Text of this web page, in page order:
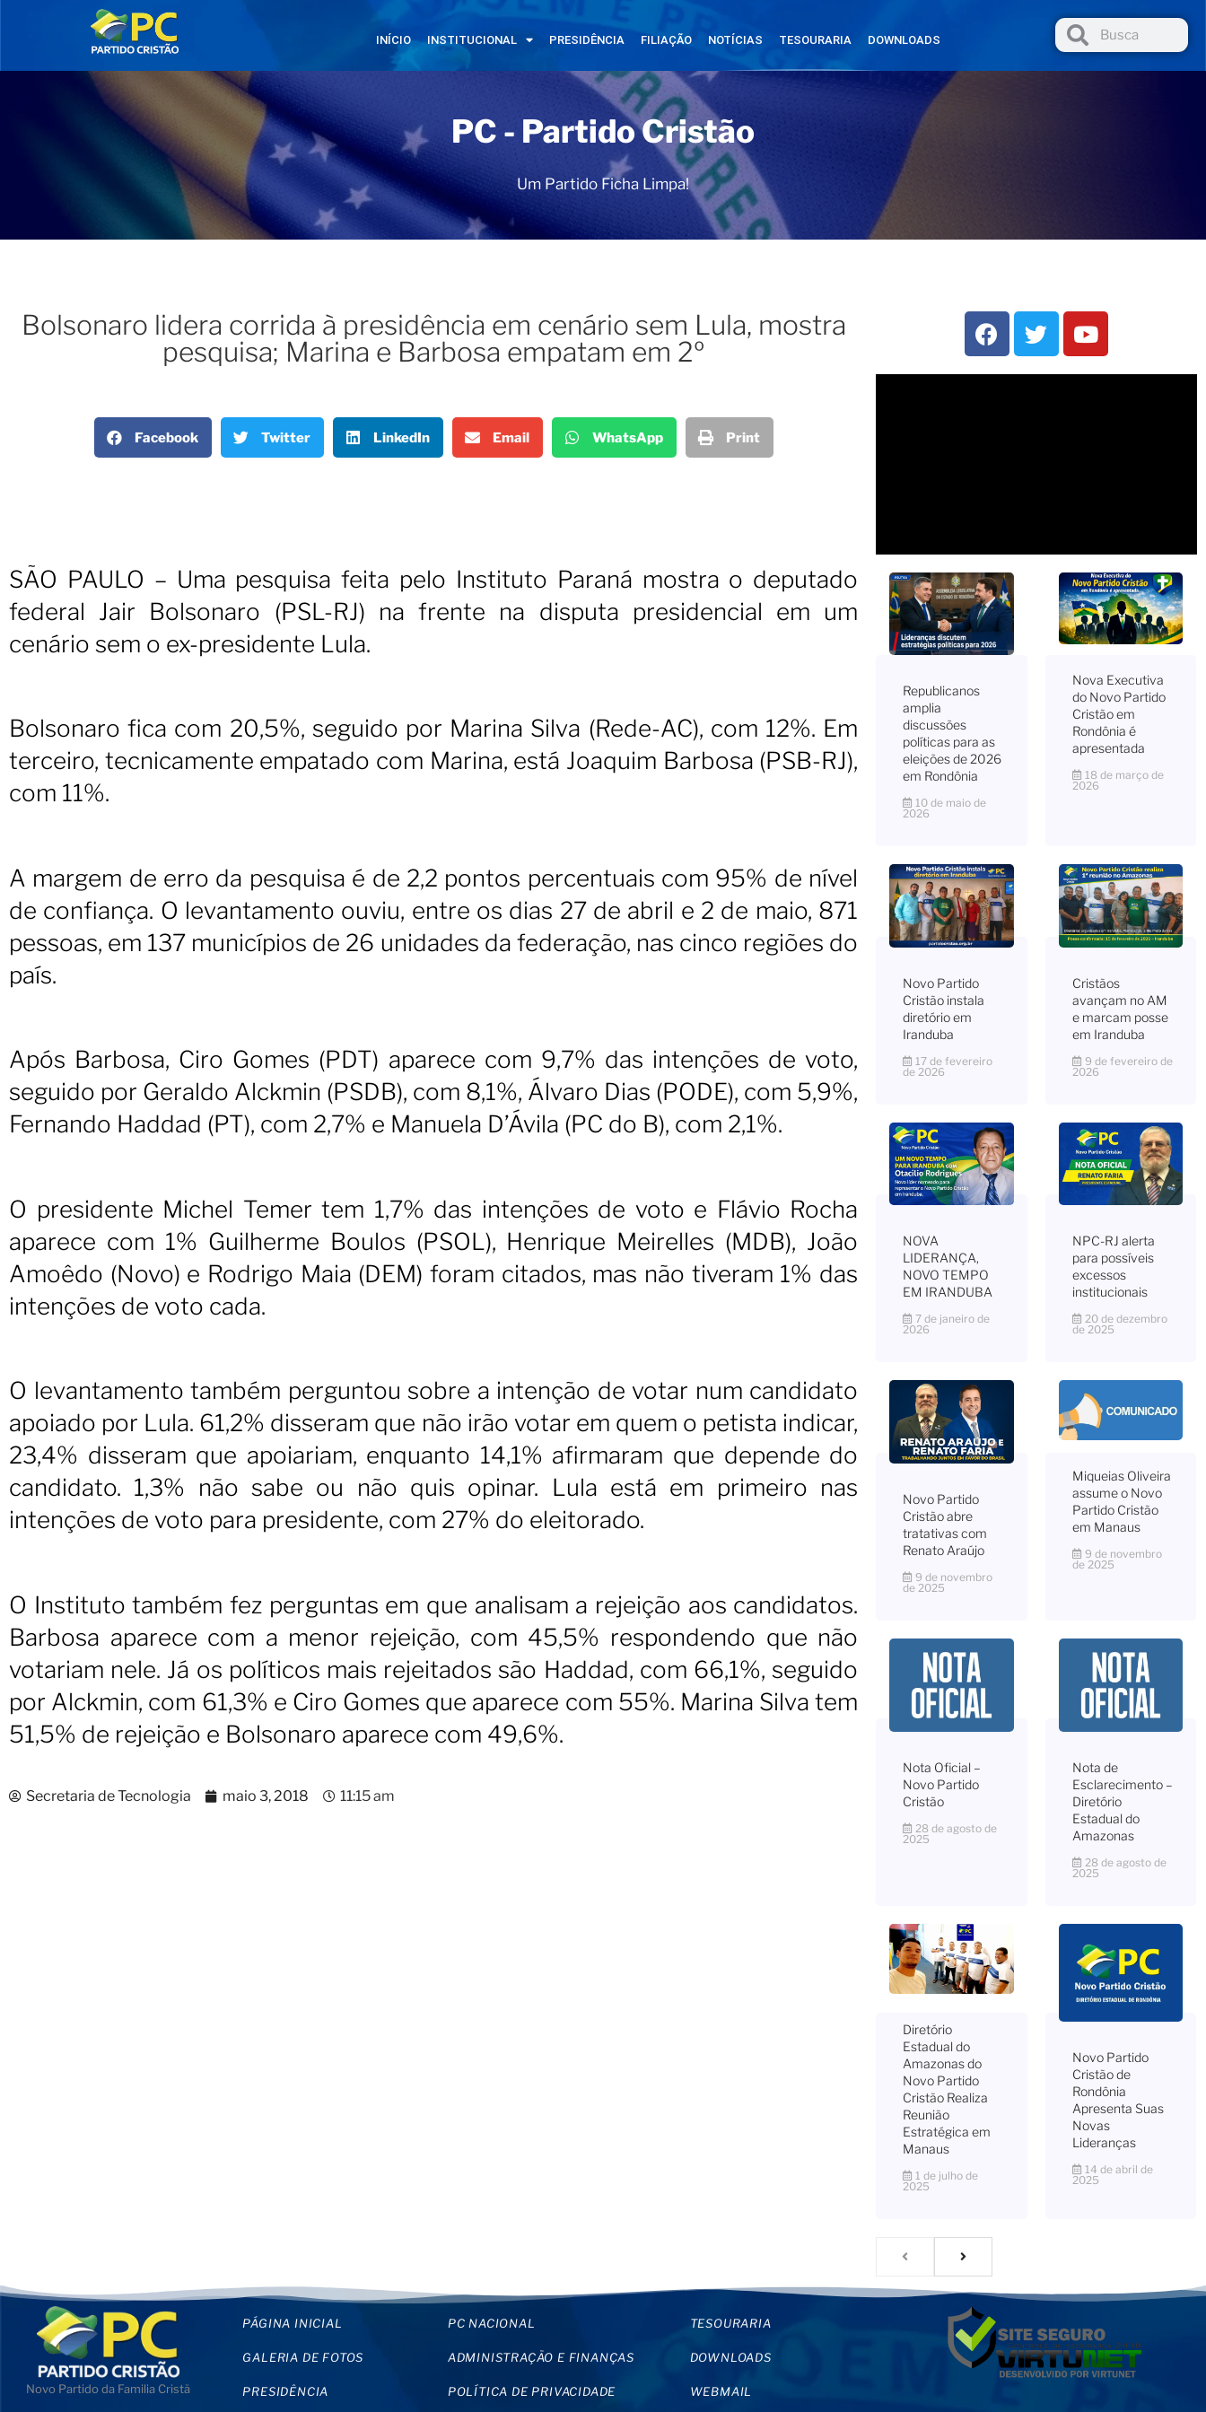
INÍCIO INSTITUCIONAL PRESIDÊNCIA FILIAÇÃO NOTÍCIAS TESOURARIA DOWNLOADS
PC - Partido Cristão
Um Partido Ficha Limpa!
Bolsonaro lidera corrida à presidência em cenário sem Lula, mostra
pesquisa; Marina e Barbosa empatam em 2º
Facebook Twitter LinkedIn Email WhatsApp Print
SÃO PAULO – Uma pesquisa feita pelo Instituto Paraná mostra o deputado
federal Jair Bolsonaro (PSL-RJ) na frente na disputa presidencial em um
cenário sem o ex-presidente Lula.
Bolsonaro fica com 20,5%, seguido por Marina Silva (Rede-AC), com 12%. Em
terceiro, tecnicamente empatado com Marina, está Joaquim Barbosa (PSB-RJ),
com 11%.
A margem de erro da pesquisa é de 2,2 pontos percentuais com 95% de nível
de confiança. O levantamento ouviu, entre os dias 27 de abril e 2 de maio, 871
pessoas, em 137 municípios de 26 unidades da federação, nas cinco regiões do
país.
Após Barbosa, Ciro Gomes (PDT) aparece com 9,7% das intenções de voto,
seguido por Geraldo Alckmin (PSDB), com 8,1%, Álvaro Dias (PODE), com 5,9%,
Fernando Haddad (PT), com 2,7% e Manuela D’Ávila (PC do B), com 2,1%.
O presidente Michel Temer tem 1,7% das intenções de voto e Flávio Rocha
aparece com 1% Guilherme Boulos (PSOL), Henrique Meirelles (MDB), João
Amoêdo (Novo) e Rodrigo Maia (DEM) foram citados, mas não tiveram 1% das
intenções de voto cada.
O levantamento também perguntou sobre a intenção de votar num candidato
apoiado por Lula. 61,2% disseram que não irão votar em quem o petista indicar,
23,4% disseram que apoiariam, enquanto 14,1% afirmaram que depende do
candidato. 1,3% não sabe ou não quis opinar. Lula está em primeiro nas
intenções de voto para presidente, com 27% do eleitorado.
O Instituto também fez perguntas em que analisam a rejeição aos candidatos.
Barbosa aparece com a menor rejeição, com 45,5% respondendo que não
votariam nele. Já os políticos mais rejeitados são Haddad, com 66,1%, seguido
por Alckmin, com 61,3% e Ciro Gomes que aparece com 55%. Marina Silva tem
51,5% de rejeição e Bolsonaro aparece com 49,6%.
Secretaria de Tecnologia maio 3, 2018 11:15 am
Republicanos
amplia
discussões
políticas para as
eleições de 2026
em Rondônia
10 de maio de
2026
Nova Executiva
do Novo Partido
Cristão em
Rondônia é
apresentada
18 de março de
2026
Novo Partido
Cristão instala
diretório em
Iranduba
17 de fevereiro
de 2026
Cristãos
avançam no AM
e marcam posse
em Iranduba
9 de fevereiro de
2026
NOVA
LIDERANÇA,
NOVO TEMPO
EM IRANDUBA
7 de janeiro de
2026
NPC-RJ alerta
para possíveis
excessos
institucionais
20 de dezembro
de 2025
Novo Partido
Cristão abre
tratativas com
Renato Araújo
9 de novembro
de 2025
Miqueias Oliveira
assume o Novo
Partido Cristão
em Manaus
9 de novembro
de 2025
Nota Oficial –
Novo Partido
Cristão
28 de agosto de
2025
Nota de
Esclarecimento –
Diretório
Estadual do
Amazonas
28 de agosto de
2025
Diretório
Estadual do
Amazonas do
Novo Partido
Cristão Realiza
Reunião
Estratégica em
Manaus
1 de julho de
2025
Novo Partido
Cristão de
Rondônia
Apresenta Suas
Novas
Lideranças
14 de abril de
2025
Novo Partido da Familia Cristã
PÁGINA INICIAL
GALERIA DE FOTOS
PRESIDÊNCIA
PC NACIONAL
ADMINISTRAÇÃO E FINANÇAS
POLÍTICA DE PRIVACIDADE
TESOURARIA
DOWNLOADS
WEBMAIL